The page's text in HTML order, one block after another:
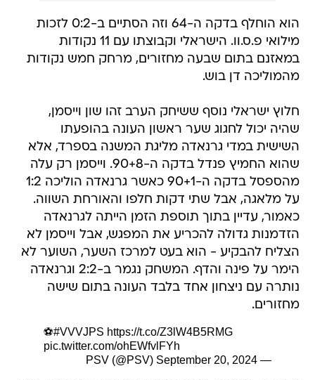
הוא הוחלף בדקה ה-64 וזה הסתיים ב-0:2 לזכות
מילואי פ.ס.וו. הישראלי וקבוצתו עם 11 נקודות
במאזנם בתום שבעה מחזורים, מרחק חמש נקודות
מהמוליכה דן בוש.
חלוץ ישראלי נוסף ששיחק הערב זהו שון וייסמן,
שהיה יכול לחגוג שער ראשון העונה בהופעתו
השישית במדי גרנאדה מליגת המשנה בספרד, אלא
שהוא החמיץ פנדל בדקה ה-90+8. וייסמן רק עלה
מהספסל בדקה ה-90+1 כאשר גרנאדה הוליכה 1:2
על מלאגה, אבל שתי דקות חלפו והאורחת השווה.
כאמור, עדיין בתוך תוספת הזמן הייתה לגרנאדה
הזדמנות גדולה להכריע את המפגש, אבל וייסמן לא
הצליח להבקיע - הוא בעט למרכז השער, השוער לא
הימר על פינה והדף. המשחק נגמר ב-2:2 וגרנאדה
נותרה עם ניצחון אחד בלבד העונה בתום שישה
מחזורים.
⚽#VVVJPS https://t.co/Z3lW4B5RMG
pic.twitter.com/ohEWfvlFYh
— PSV (@PSV)
September 20, 2024